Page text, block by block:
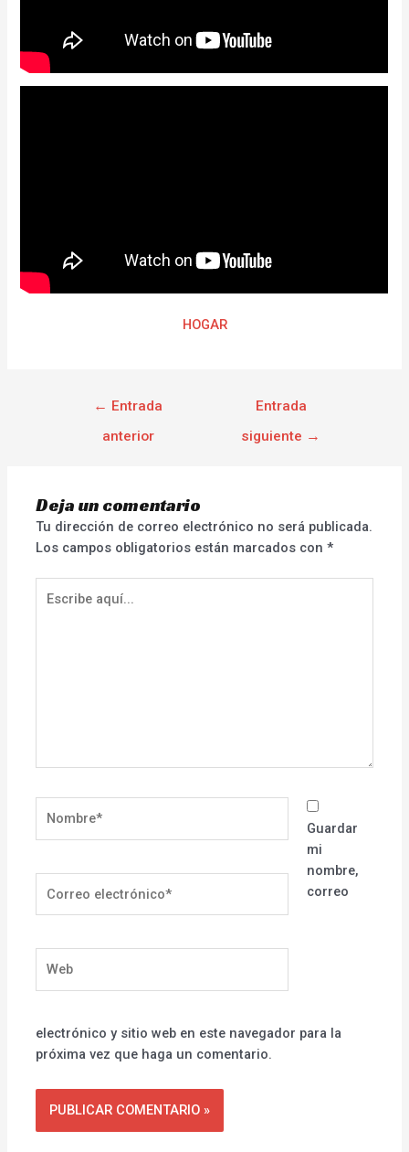
HOGAR
← Entrada
anterior
Entrada
siguiente →
Deja un comentario
Tu dirección de correo electrónico no será publicada.
Los campos obligatorios están marcados con*
aquí...
electrónico*
Guardar
mi
nombre,
correo
electrónico y sitio web en este navegador para la
próxima vez que haga un comentario.